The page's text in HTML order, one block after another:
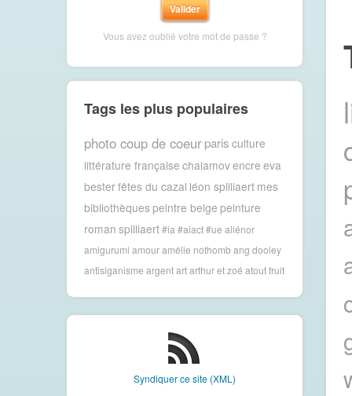
Vous avez oublié votre mot de passe ?
Tags les plus populaires
photo coup de coeur paris culture
littérature française chalamovencre eva
besterfêtes du cazal léon spilliaert mes
bibliothèquespeintre belge peinture
roman spilliaert #ia #aiact #ue aliénor
amigurumi amour amélie nothomb ang dooley
antisiganisme argent art arthur et zoé atout fruit
Syndiquer ce site (XML)